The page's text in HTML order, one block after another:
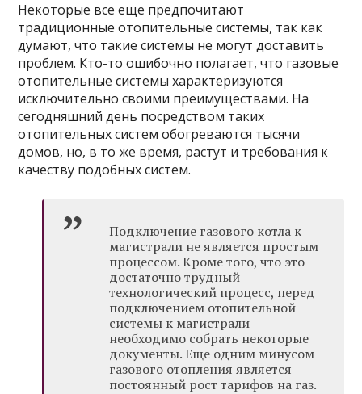
Некоторые все еще предпочитают
традиционные отопительные системы, так как
думают, что такие системы не могут доставить
проблем. Кто-то ошибочно полагает, что газовые
отопительные системы характеризуются
исключительно своими преимуществами. На
сегодняшний день посредством таких
отопительных систем обогреваются тысячи
домов, но, в то же время, растут и требования к
качеству подобных систем.
Подключение газового котла к
магистрали не является простым
процессом. Кроме того, что это
достаточно трудный
технологический процесс, перед
подключением отопительной
системы к магистрали
необходимо собрать некоторые
документы. Еще одним минусом
газового отопления является
постоянный рост тарифов на газ.